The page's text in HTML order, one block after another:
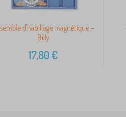
d'habillage magnétique –
Billy
17,80€